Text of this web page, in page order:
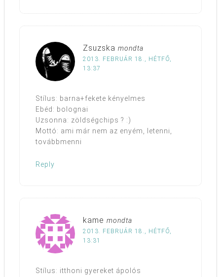
Zsuzska mondta
2013. FEBRUÁR 18., HÉTFŐ,
13:37
Stílus: barna+fekete kényelmes
Ebéd: bolognai
Uzsonna: zöldségchips ? :)
Mottó: ami már nem az enyém, letenni,
továbbmenni
Reply
kame mondta
2013. FEBRUÁR 18., HÉTFŐ,
13:31
Stílus: itthoni gyereket ápolós